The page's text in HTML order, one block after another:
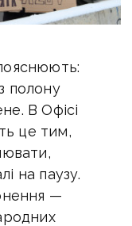
полону
В Офісі
це тим,
на паузу.
—